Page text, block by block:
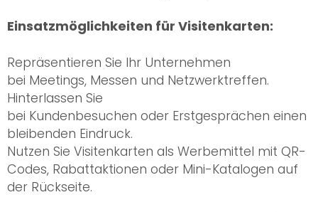
Einsatzmöglichkeiten für Visitenkarten:
Repräsentieren Sie Ihr Unternehmen
bei Meetings, Messen und Netzwerktreffen.
Hinterlassen Sie
bei Kundenbesuchen oder Erstgesprächen einen
bleibenden Eindruck.
Nutzen Sie Visitenkarten als Werbemittel mit QR-
Codes, Rabattaktionen oder Mini-Katalogen auf
der Rückseite.